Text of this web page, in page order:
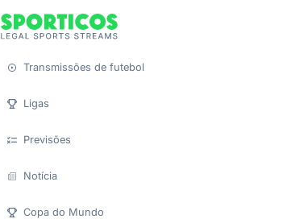
Transmissões de futebol
Ligas
Previsões
Notícia
Copa do Mundo